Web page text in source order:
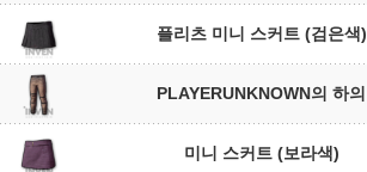
플리츠 미니 스커트 (검은색)
PLAYERUNKNOWN의 하의
미니 스커트 (보라색)